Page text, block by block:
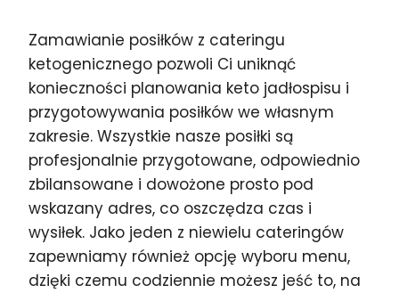
Zamawianie posiłków z cateringu
ketogenicznego pozwoli Ci uniknąć
konieczności planowania keto jadłospisu i
przygotowywania posiłków we własnym
zakresie. Wszystkie nasze posiłki są
profesjonalnie przygotowane, odpowiednio
zbilansowane i dowożone prosto pod
wskazany adres, co oszczędza czas i
wysiłek. Jako jeden z niewielu cateringów
zapewniamy również opcję wyboru menu,
dzięki czemu codziennie możesz jeść to, na